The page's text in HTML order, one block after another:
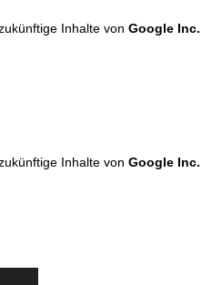
Inhalte von Google Inc.
Inhalte von Google Inc.